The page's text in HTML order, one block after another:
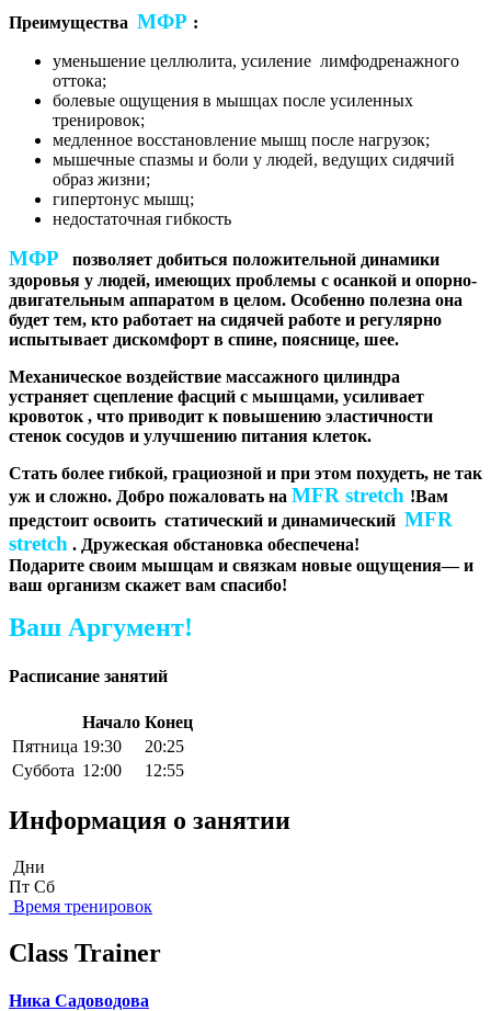
Преимущества МФР :
уменьшение целлюлита, усиление лимфодренажного
оттока;
болевые ощущения в мышцах после усиленных
тренировок;
медленное восстановление мышц после нагрузок;
мышечные спазмы и боли у людей, ведущих сидячий
образ жизни;
гипертонус мышц;
недостаточная гибкость
МФР
позволяет добиться положительной динамики
здоровья у людей, имеющих проблемы с осанкой и опорно-
двигательным аппаратом в целом. Особенно полезна она
будет тем, кто работает на сидячей работе и регулярно
испытывает дискомфорт в спине, пояснице, шее.
Механическое воздействие массажного цилиндра
устраняет сцепление фасций с мышцами, усиливает
кровоток , что приводит к повышению эластичности
стенок сосудов и улучшению питания клеток.
Стать более гибкой, грациозной и при этом похудеть, не так
уж и сложно. Добро пожаловать на MFR stretch !Вам
предстоит освоить статический и динамический MFR
stretch . Дружеская обстановка обеспечена!
Подарите своим мышцам и связкам новые ощущения— и
ваш организм скажет вам спасибо!
Ваш Аргумент!
Расписание занятий
Начало Конец
Пятница 19:30
20:25
Суббота 12:00 12:55
Информация о занятии
Дни
Пт Сб
Время тренировок
Class Trainer
Ника Садоводова